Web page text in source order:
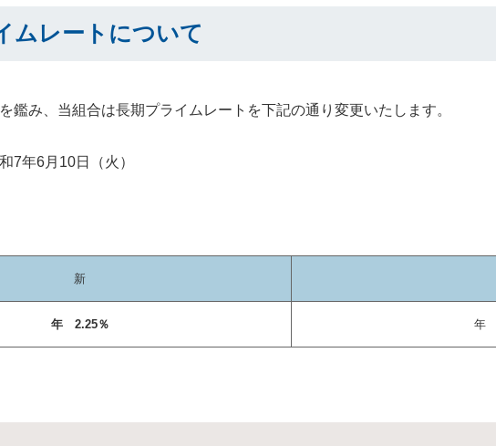
ムレートについて
鑑み、当組合は長期プライムレートを下記の通り変更いたします。
7年6月10日（火）
新
年 2.25％ 年